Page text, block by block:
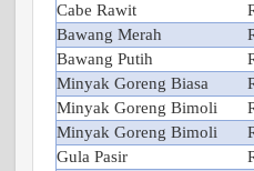
Cabe Rawit
Bawang Merah
Bawang Putih
Minyak Goreng Biasa
Minyak Goreng Bimoli
Minyak Goreng Bimoli
Gula Pasir